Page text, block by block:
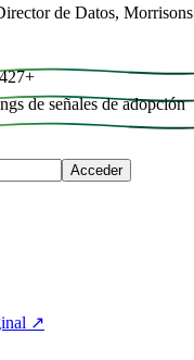
de Datos, Morrisons
427+
de señales de adopción
Acceder
↗